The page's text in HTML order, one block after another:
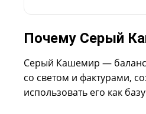
Почему Серый
Серый Кашемир — баланс
со светом и фактурами,
использовать его как